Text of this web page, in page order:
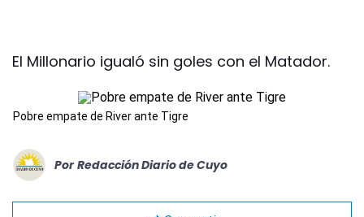
El Millonario igualó sin goles con el Matador.
Pobre empate de River ante Tigre
Por Redacción Diario de Cuyo